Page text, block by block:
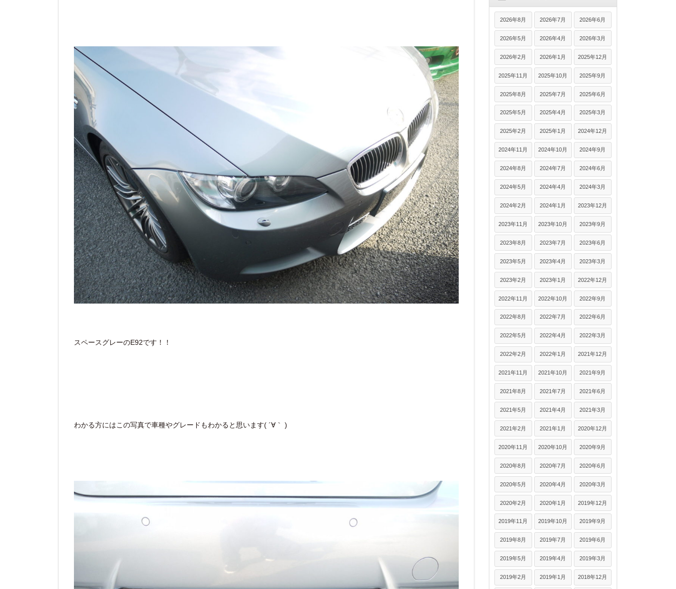
スペースグレーのE92です！！
わかる方にはこの写真で車種やグレードもわかると思います( ´∀｀ )
2026年8月 2026年7月 2026年6月
2026年5月 2026年4月 2026年3月
2026年2月 2026年1月 2025年12月
2025年11月 2025年10月 2025年9月
2025年8月 2025年7月 2025年6月
2025年5月 2025年4月 2025年3月
2025年2月 2025年1月 2024年12月
2024年11月 2024年10月 2024年9月
2024年8月 2024年7月 2024年6月
2024年5月 2024年4月 2024年3月
2024年2月 2024年1月 2023年12月
2023年11月 2023年10月 2023年9月
2023年8月 2023年7月 2023年6月
2023年5月 2023年4月 2023年3月
2023年2月 2023年1月 2022年12月
2022年11月 2022年10月 2022年9月
2022年8月 2022年7月 2022年6月
2022年5月 2022年4月 2022年3月
2022年2月 2022年1月 2021年12月
2021年11月 2021年10月 2021年9月
2021年8月 2021年7月 2021年6月
2021年5月 2021年4月 2021年3月
2021年2月 2021年1月 2020年12月
2020年11月 2020年10月 2020年9月
2020年8月 2020年7月 2020年6月
2020年5月 2020年4月 2020年3月
2020年2月 2020年1月 2019年12月
2019年11月 2019年10月 2019年9月
2019年8月 2019年7月 2019年6月
2019年5月 2019年4月 2019年3月
2019年2月 2019年1月 2018年12月